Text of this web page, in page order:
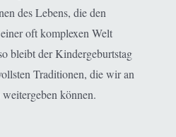
des Lebens, die den
oft komplexen Welt
bleibt der Kindergeburtstag
Traditionen, die wir an
können.